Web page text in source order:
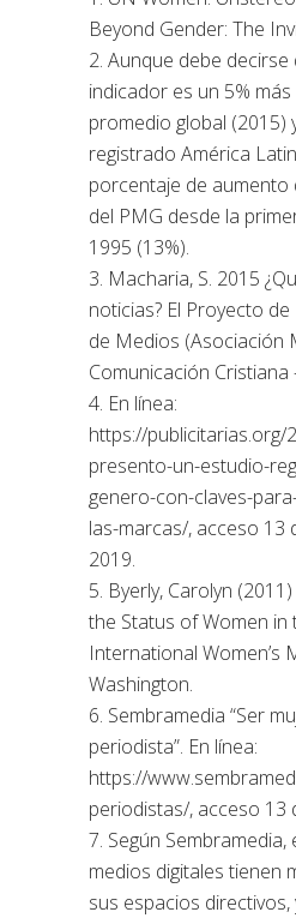
Beyond Gender: The
2. Aunque debe decirse
indicador es un 5%
promedio global (2015)
registrado América
porcentaje de aumento
del PMG desde la
1995 (13%).
3. Macharia, S. 2015
noticias? El Proyecto
de Medios (Asociación
Comunicación Cristiana
4. En línea:
https://
presento-un-estudio-
genero-con-claves-
las-marcas/, acceso 13
2019.
5. Byerly, Carolyn
the Status of Women in
International Women’s
Washington.
6. Sembramedia “Ser
periodista”. En línea:
https://
periodistas/, acceso 13
7. Según Sembramedia,
medios digitales tienen
sus espacios